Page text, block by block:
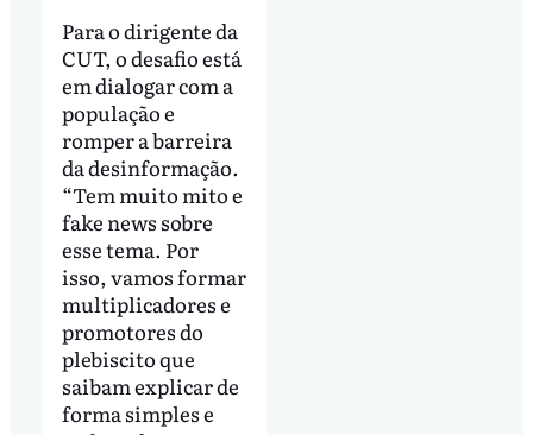
Para o dirigente da
CUT, o desafio está
em dialogar com a
população e
romper a barreira
da desinformação.
“Tem muito mito e
fake news sobre
esse tema. Por
isso, vamos formar
multiplicadores e
promotores do
plebiscito que
saibam explicar de
forma simples e